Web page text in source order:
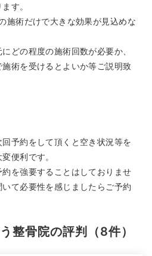
す。
施術だけで大きな効果が見込めな
どの程度の施術回数が必要か、
術を受けるとよいか等ご説明致
予約をして頂くと空き状況等を
便利です。
を強要することはしておりませ
て必要性を感じましたらご予約
整骨院の評判（8件）